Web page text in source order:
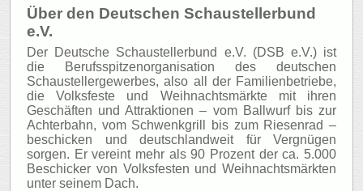
Über den Deutschen Schaustellerbund
e.V.
Der Deutsche Schaustellerbund e.V. (DSB e.V.) ist
die Berufsspitzenorganisation des deutschen
Schaustellergewerbes, also all der Familienbetriebe,
die Volksfeste und Weihnachtsmärkte mit ihren
Geschäften und Attraktionen – vom Ballwurf bis zur
Achterbahn, vom Schwenkgrill bis zum Riesenrad –
beschicken und deutschlandweit für Vergnügen
sorgen. Er vereint mehr als 90 Prozent der ca. 5.000
Beschicker von Volksfesten und Weihnachtsmärkten
unter seinem Dach.